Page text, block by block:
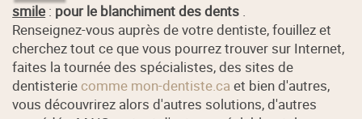
smile : pour le blanchiment des dents .
Renseignez-vous auprès de votre dentiste, fouillez et
cherchez tout ce que vous pourrez trouver sur Internet,
faites la tournée des spécialistes, des sites de
dentisterie comme mon-dentiste.ca et bien d'autres,
vous découvrirez alors d'autres solutions, d'autres